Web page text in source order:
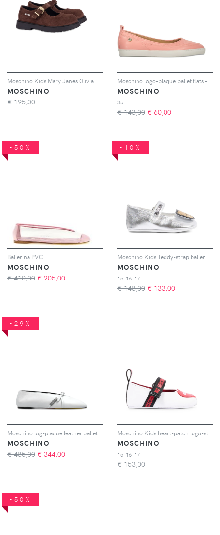
MOSCHINO
€ 195,00
MOSCHINO
35
€ 143,00 € 60,00
-50%
Ballerina PVC
MOSCHINO
€ 410,00 € 205,00
-10%
MOSCHINO
15-16-17
€ 148,00 € 133,00
-29%
MOSCHINO
€ 485,00 € 344,00
MOSCHINO
15-16-17
€ 153,00
-50%